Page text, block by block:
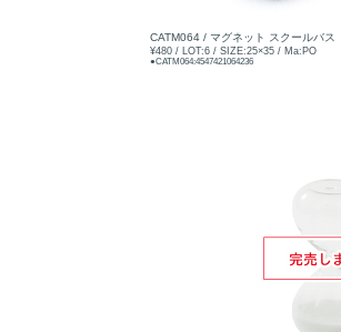
CATM064 / マグネット スクールバス
¥480 / LOT:6 / SIZE:25×35 / Ma:PO
●CATM064:4547421064236